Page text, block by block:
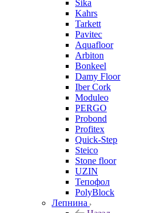
Sika
Kahrs
Tarkett
Pavitec
Aquafloor
Arbiton
Bonkeel
Damy Floor
Iber Cork
Moduleo
PERGO
Probond
Profitex
Quick-Step
Steico
Stone floor
UZIN
Тепофол
PolyBlock
Лепнина